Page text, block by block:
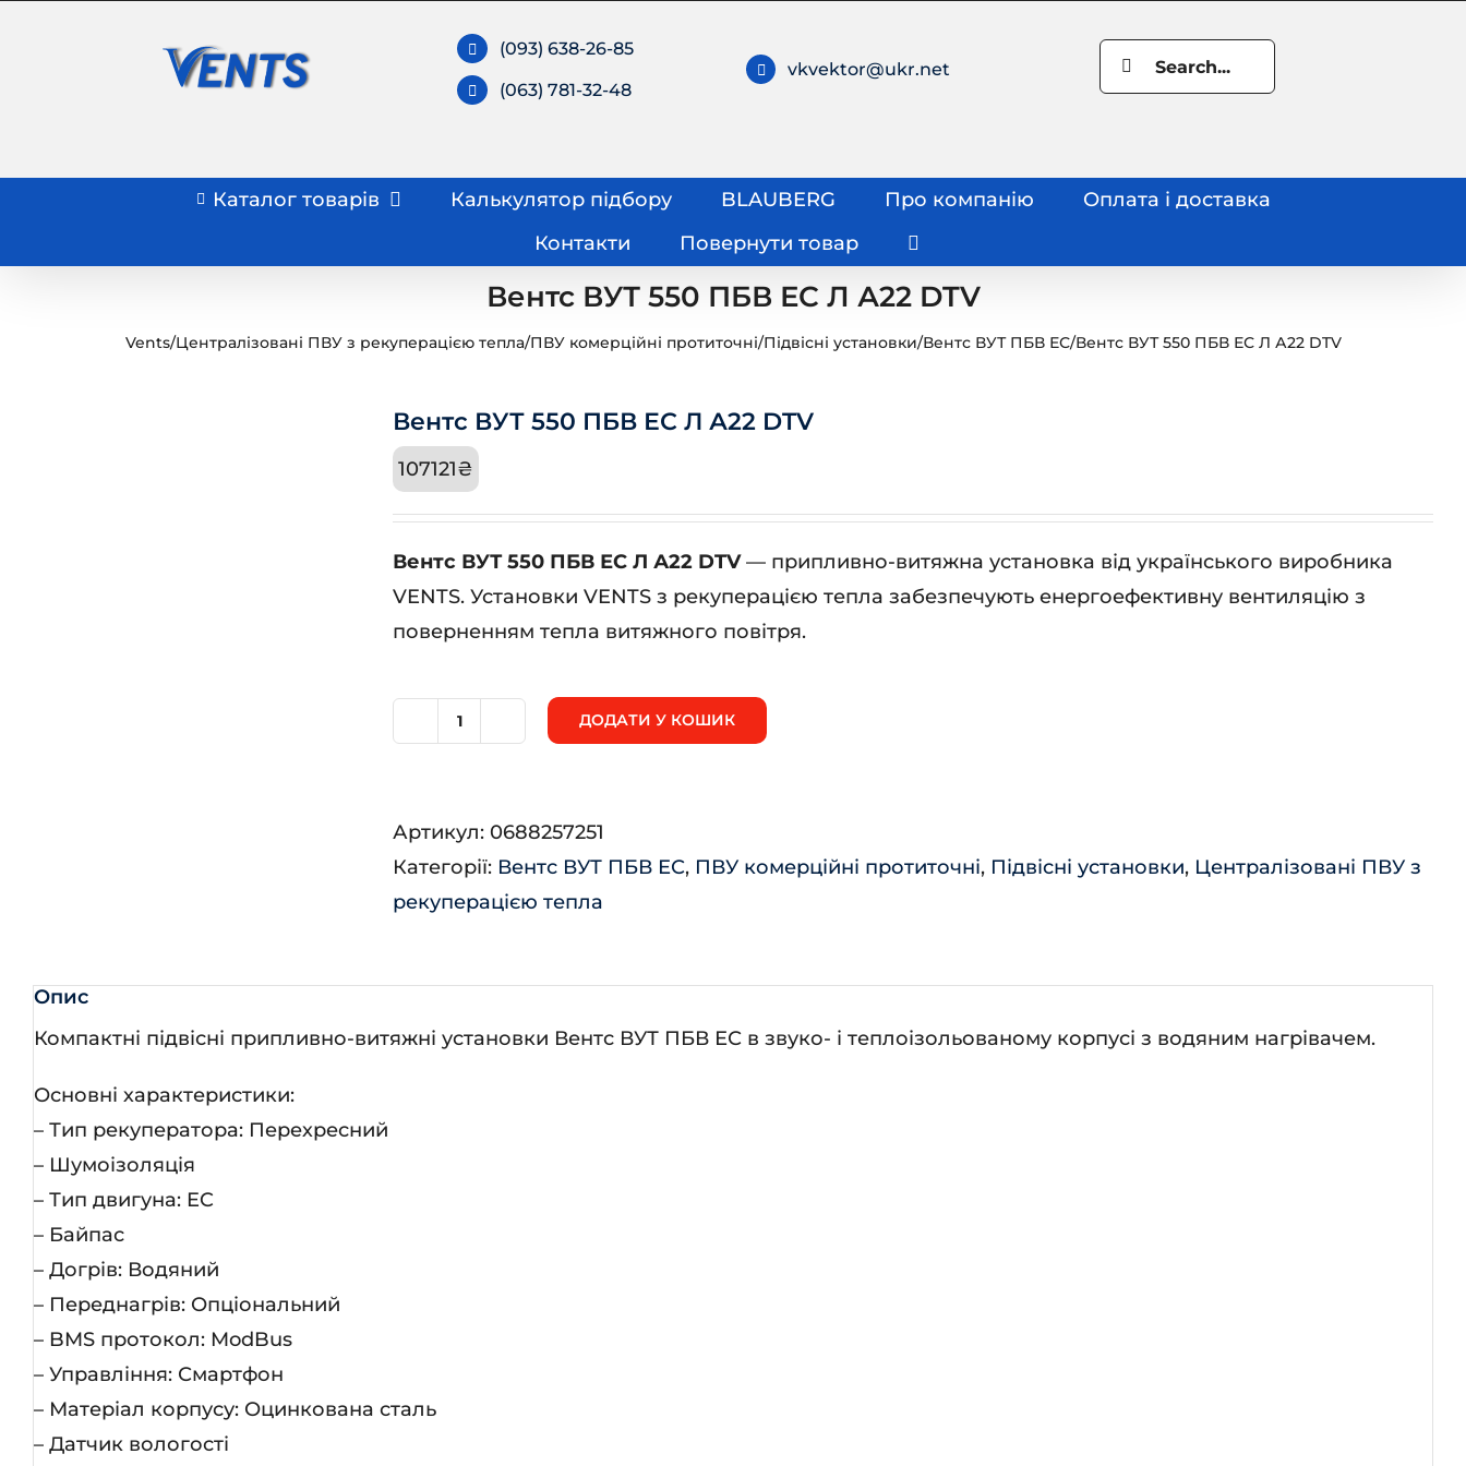
(093) 638-26-85
(063) 781-32-48
vkvektor@ukr.net
Search
for:
Каталог товарів Калькулятор підбору BLAUBERG Про компанію
Оплата і доставка
Контакти
Повернути товар
Вентс ВУТ 550 ПБВ ЕС Л А22 DTV
Vents/Централізовані ПВУ з рекуперацією тепла/ПВУ комерційні протиточні/Підвісні установки/Вентс ВУТ ПБВ ЕС/Вентс ВУТ 550 ПБВ ЕС Л А22 DTV
Вентс ВУТ 550 ПБВ ЕС Л А22 DTV
107121₴
Вентс ВУТ 550 ПБВ ЕС Л А22 DTV— припливно-витяжна установка від українського виробника
VENTS. Установки VENTS з рекуперацією тепла забезпечують енергоефективну вентиляцію з
поверненням тепла витяжного повітря.
ПБВ
ЕС
Л
DTV
ДОДАТИ У КОШИК
Артикул: 0688257251
Категорії: Вентс ВУТ ПБВ ЕС, ПВУ комерційні протиточні, Підвісні установки, Централізовані ПВУ з
рекуперацією тепла
Опис
Компактні підвісні припливно-витяжні установки Вентс ВУТ ПБВ ЕС в звуко- і теплоізольованому корпусі з водяним нагрівачем.
Основні характеристики:
– Тип рекуператора: Перехресний
– Шумоізоляція
– Тип двигуна: EC
– Байпас
– Догрів: Водяний
– Переднагрів: Опціональний
– BMS протокол: ModBus
– Управління: Смартфон
– Матеріал корпусу: Оцинкована сталь
– Датчик вологості